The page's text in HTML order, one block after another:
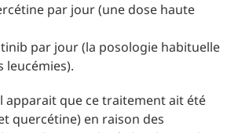
par jour (une dose haute
par jour (la posologie habituelle
leucémies).
apparait que ce traitement ait été
quercétine) en raison des